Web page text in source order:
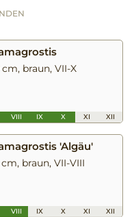
braun, VII-X
VIII IX X XI XII
'Algäu'
braun, VII-VIII
VIII IX X XI XII